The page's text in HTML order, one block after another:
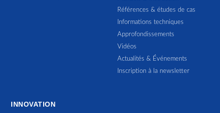
Références & études de cas
Informations techniques
Approfondissements
Vidéos
Actualités & Événements
Inscription à la newsletter
INNOVATION